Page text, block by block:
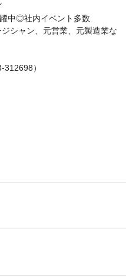
中◎社内イベント多数
シャン、元営業、元製造業な
）